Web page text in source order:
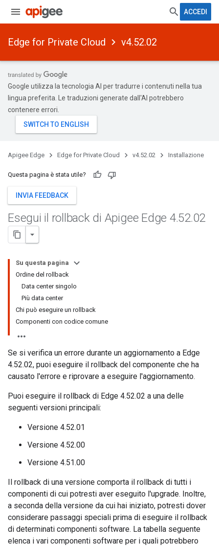
ACCEDI
Edge for Private Cloud v4.52.02
Google utilizza la tecnologia AI per tradurre i contenuti nella tua
lingua preferita. Le traduzioni generate dall'AI potrebbero
contenere errori.
Apigee Edge Edge for Private Cloud v4.52.02 Installazione
Questa pagina è stata utile?
INVIA FEEDBACK
Esegui il rollback di Apigee Edge 4.52.02
Su questa pagina
Ordine del rollback
Data center singolo
Più data center
Chi può eseguire un rollback
Componenti con codice comune
Se si verifica un errore durante un aggiornamento a Edge
4.52.02, puoi eseguire il rollback del componente che ha
causato l'errore e riprovare a eseguire l'aggiornamento.
Puoi eseguire il rollback di Edge 4.52.02 a una delle
seguenti versioni principali:
Versione 4.52.01
Versione 4.52.00
Versione 4.51.00
Il rollback di una versione comporta il rollback di tutti i
componenti di cui potresti aver eseguito l'upgrade. Inoltre,
a seconda della versione da cui hai iniziato, potresti dover
considerare passaggi speciali prima di eseguire il rollback
di determinati componenti software. La tabella seguente
elenca i vari componenti software per i quali potrebbero